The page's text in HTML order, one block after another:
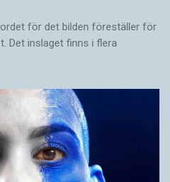
för det bilden föreställer för
Det inslaget finns i flera